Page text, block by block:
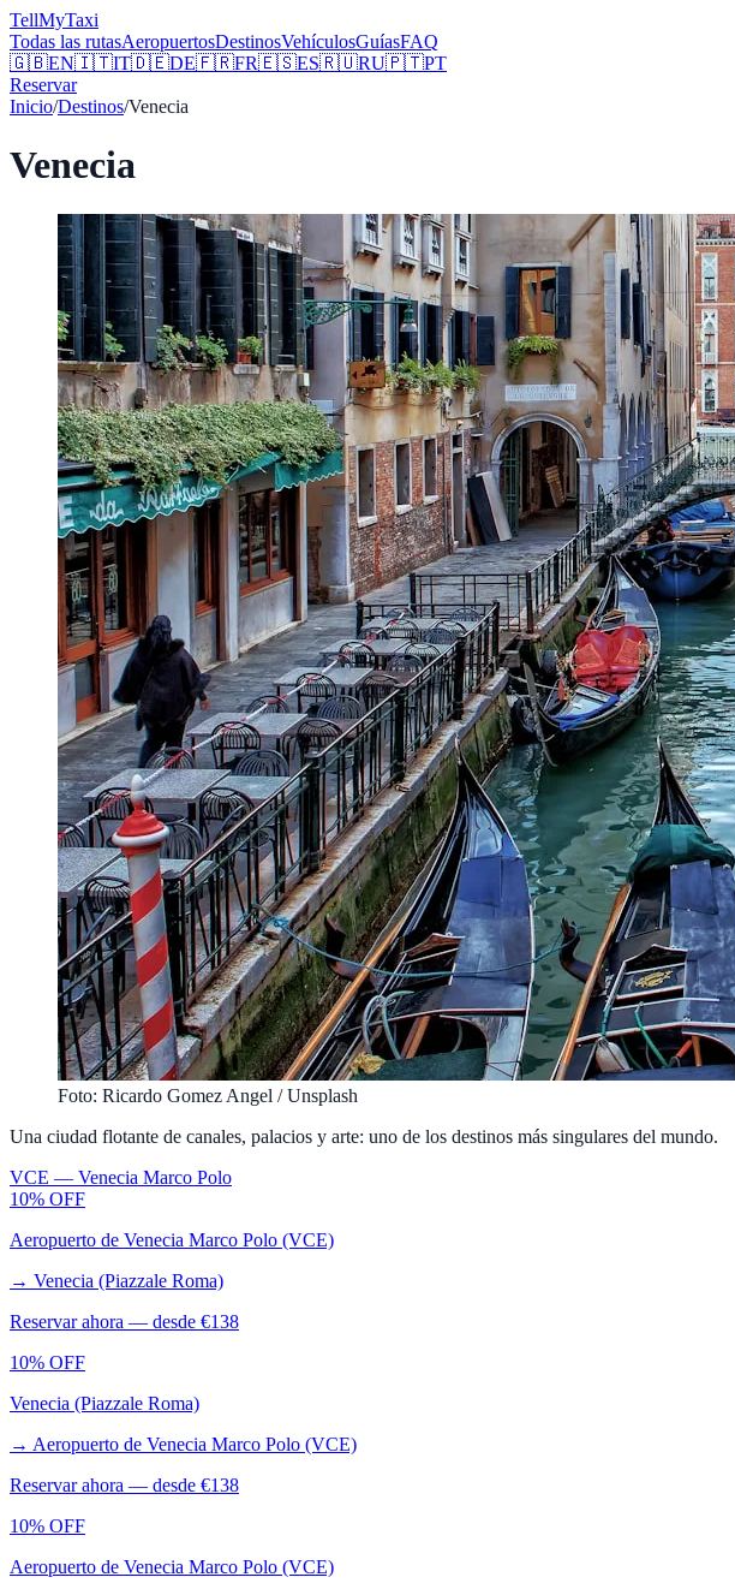
TellMyTaxi
Todas las rutasAeropuertosDestinosVehículosGuíasFAQ
🇬🇧EN🇮🇹IT🇩🇪DE🇫🇷FR🇪🇸ES🇷🇺RU🇵🇹PT
Reservar
Inicio/Destinos/Venecia
Venecia
Foto: Ricardo Gomez Angel / Unsplash
Una ciudad flotante de canales, palacios y arte: uno de los destinos más singulares del mundo.
VCE — Venecia Marco Polo
10% OFF
Aeropuerto de Venecia Marco Polo (VCE)
→ Venecia (Piazzale Roma)
Reservar ahora — desde €138
10% OFF
Venecia (Piazzale Roma)
→ Aeropuerto de Venecia Marco Polo (VCE)
Reservar ahora — desde €138
10% OFF
Aeropuerto de Venecia Marco Polo (VCE)